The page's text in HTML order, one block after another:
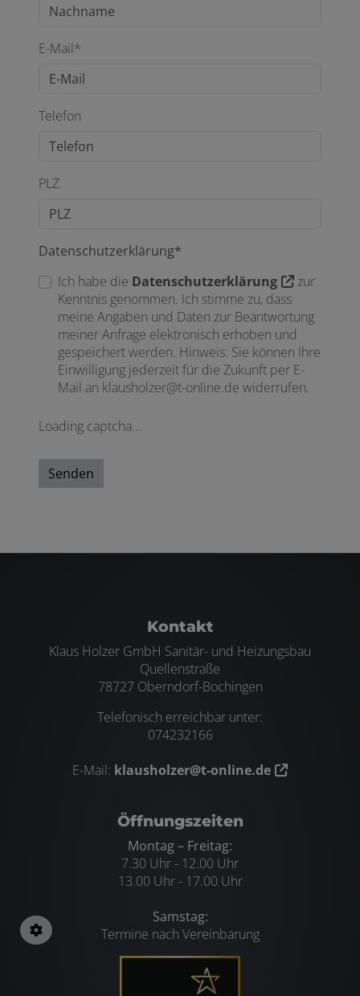
E-Mail*
Telefon
PLZ
Datenschutzerklärung*
Ich habe die Datenschutzerklärung
zur
Kenntnis genommen. Ich stimme zu, dass
meine Angaben und Daten zur Beantwortung
meiner Anfrage elektronisch erhoben und
gespeichert werden. Hinweis: Sie können Ihre
Einwilligung jederzeit für die Zukunft per E-
Mail an klausholzer@t-online.de widerrufen.
Loading captcha...
Senden
Kontakt
Klaus Holzer GmbH Sanitär- und Heizungsbau
Quellenstraße
78727 Oberndorf-Bochingen
Telefonisch erreichbar unter:
074232166
E-Mail: klausholzer@t-online.de
Öffnungszeiten
Montag – Freitag:
7.30 Uhr - 12.00 Uhr
13.00 Uhr - 17.00 Uhr
Samstag:
Termine nach Vereinbarung